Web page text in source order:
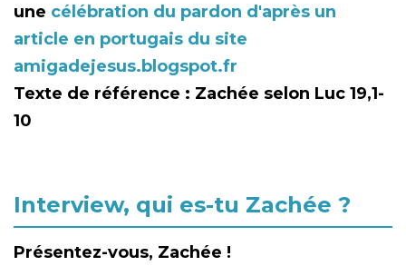
une célébration du pardon d'après un
article en portugais du site
amigadejesus.blogspot.fr
Texte de référence : Zachée selon Luc 19,1-
10
Interview, qui es-tu Zachée ?
Présentez-vous, Zachée !